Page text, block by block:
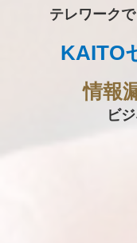
テレワーク
KAITO
情報
ビ